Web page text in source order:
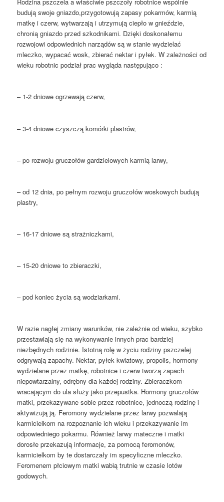
Rodzina pszczela a właściwie pszczoły robotnice wspólnie
budują swoje gniazdo,przygotowują zapasy pokarmów, karmią
matkę i czerw, wytwarzają i utrzymują ciepło w gnieździe,
chronią gniazdo przed szkodnikami. Dzięki doskonałemu
rozwojowi odpowiednich narządów są w stanie wydzielać
mleczko, wypacać wosk, zbierać nektar i pyłek. W zależności od
wieku robotnic podział prac wygląda następująco :
– 1-2 dniowe ogrzewają czerw,
– 3-4 dniowe czyszczą komórki plastrów,
– po rozwoju gruczołów gardzielowych karmią larwy,
– od 12 dnia, po pełnym rozwoju gruczołów woskowych budują
plastry,
– 16-17 dniowe są strażniczkami,
– 15-20 dniowe to zbieraczki,
– pod koniec życia są wodziarkami.
W razie nagłej zmiany warunków, nie zależnie od wieku, szybko
przestawiają się na wykonywanie innych prac bardziej
niezbędnych rodzinie. Istotną rolę w życiu rodziny pszczelej
odgrywają zapachy. Nektar, pyłek kwiatowy, propolis, hormony
wydzielane przez matkę, robotnice i czerw tworzą zapach
niepowtarzalny, odrębny dla każdej rodziny. Zbieraczkom
wracającym do ula służy jako przepustka. Hormony gruczołów
matki, przekazywane sobie przez robotnice, jednoczą rodzinę i
aktywizują ją. Feromony wydzielane przez larwy pozwalają
karmicielkom na rozpoznanie ich wieku i przekazywanie im
odpowiedniego pokarmu. Również larwy mateczne i matki
dorosłe przekazują informacje, za pomocą feromonów,
karmicielkom by te dostarczały im specyficzne mleczko.
Feromenem płciowym matki wabią trutnie w czasie lotów
godowych.